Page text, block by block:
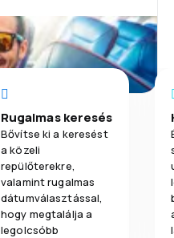
Rugalmas keresés
Bővítse ki a keresést
a közeli
repülőterekre,
valamint rugalmas
dátumválasztással,
hogy megtalálja a
legolcsóbb